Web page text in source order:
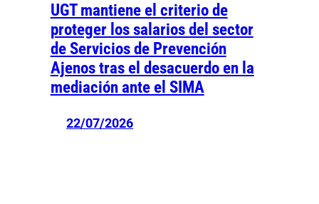
UGT mantiene el criterio de
proteger los salarios del sector
de Servicios de Prevención
Ajenos tras el desacuerdo en la
mediación ante el SIMA
22/07/2026